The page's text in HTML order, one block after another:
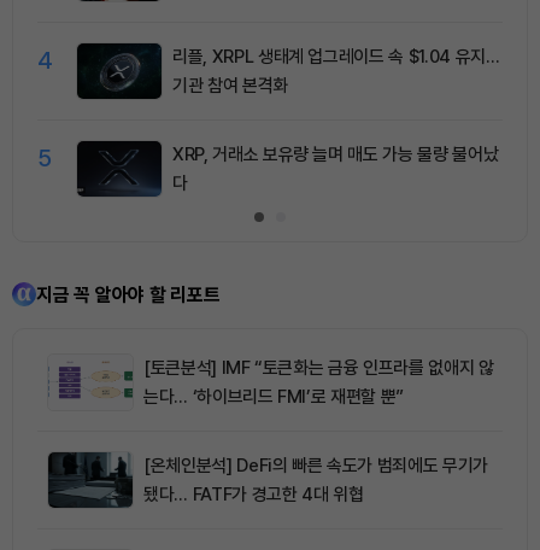
4
리플, XRPL 생태계 업그레이드 속 $1.04 유지…
기관 참여 본격화
5
XRP, 거래소 보유량 늘며 매도 가능 물량 불어났
다
지금 꼭 알아야 할 리포트
[토큰분석] IMF “토큰화는 금융 인프라를 없애지 않
는다… ‘하이브리드 FMI’로 재편할 뿐”
[온체인분석] DeFi의 빠른 속도가 범죄에도 무기가
됐다… FATF가 경고한 4대 위협